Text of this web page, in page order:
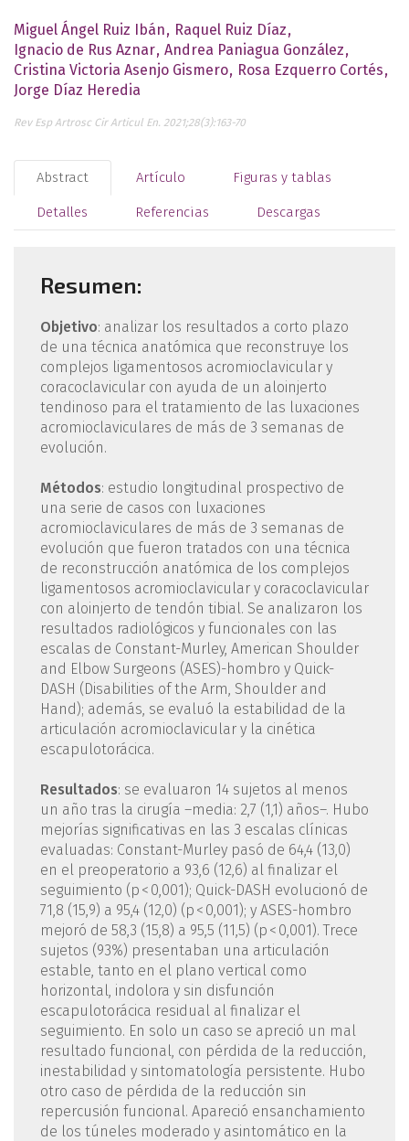
Miguel Ángel Ruiz Ibán
Raquel Ruiz Díaz
Ignacio de Rus Aznar Andrea Paniagua González
Cristina Victoria Asenjo Gismero
Rosa Ezquerro Cortés
Jorge Díaz Heredia
Rev Esp Artrosc Cir Articul En. 2021;28(3):163-70
Abstract Artículo Figuras y tablas
Detalles Referencias Descargas
Resumen:
Objetivo: analizar los resultados a corto plazo
de una técnica anatómica que reconstruye los
complejos ligamentosos acromioclavicular y
coracoclavicular con ayuda de un aloinjerto
tendinoso para el tratamiento de las luxaciones
acromioclaviculares de más de 3 semanas de
evolución.
Métodos: estudio longitudinal prospectivo de
una serie de casos con luxaciones
acromioclaviculares de más de 3 semanas de
evolución que fueron tratados con una técnica
de reconstrucción anatómica de los complejos
ligamentosos acromioclavicular y coracoclavicular
con aloinjerto de tendón tibial. Se analizaron los
resultados radiológicos y funcionales con las
escalas de Constant-Murley, American Shoulder
and Elbow Surgeons (ASES)-hombro y Quick-
DASH (Disabilities of the Arm, Shoulder and
Hand); además, se evaluó la estabilidad de la
articulación acromioclavicular y la cinética
escapulotorácica.
Resultados: se evaluaron 14 sujetos al menos
un año tras la cirugía –media: 2,7 (1,1) años–. Hubo
mejorías significativas en las 3 escalas clínicas
evaluadas: Constant-Murley pasó de 64,4 (13,0)
en el preoperatorio a 93,6 (12,6) al finalizar el
seguimiento (p < 0,001); Quick-DASH evolucionó de
71,8 (15,9) a 95,4 (12,0) (p < 0,001); y ASES-hombro
mejoró de 58,3 (15,8) a 95,5 (11,5) (p < 0,001). Trece
sujetos (93%) presentaban una articulación
estable, tanto en el plano vertical como
horizontal, indolora y sin disfunción
escapulotorácica residual al finalizar el
seguimiento. En solo un caso se apreció un mal
resultado funcional, con pérdida de la reducción,
inestabilidad y sintomatología persistente. Hubo
otro caso de pérdida de la reducción sin
repercusión funcional. Apareció ensanchamiento
de los túneles moderado y asintomático en la